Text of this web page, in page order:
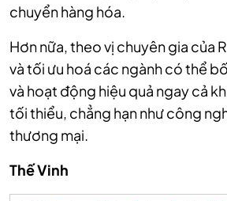
chuyển hàng hóa.
Hơn nữa, theo vị chuyên gia của
và tối ưu hoá các ngành có thể
và hoạt động hiệu quả ngay cả
tối thiểu, chẳng hạn như công
thương mại.
Thế Vinh